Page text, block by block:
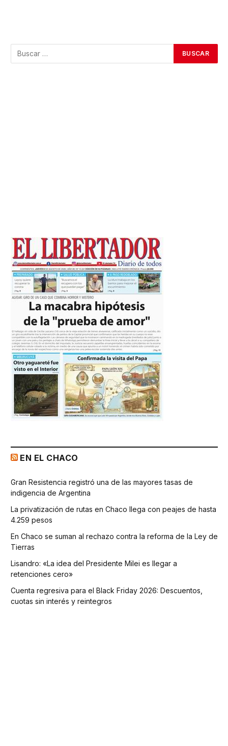
EN EL CHACO
Gran Resistencia registró una de las mayores tasas de
indigencia de Argentina
La privatización de rutas en Chaco llega con peajes de hasta
4.259 pesos
En Chaco se suman al rechazo contra la reforma de la Ley de
Tierras
Lisandro: «La idea del Presidente Milei es llegar a
retenciones cero»
Cuenta regresiva para el Black Friday 2026: Descuentos,
cuotas sin interés y reintegros